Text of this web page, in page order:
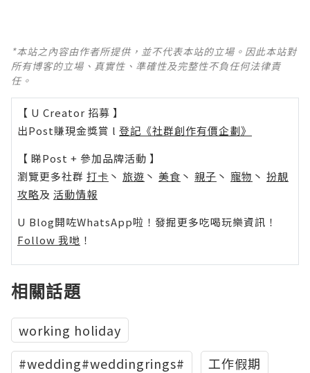
*本站之內容由作者所提供，並不代表本站的立場。因此本站對
所有博客的立場、真實性、準確性及完整性不負任何法律責
任。
【 U Creator 招募 】
出Post賺現金獎賞 l 登記《社群創作有價企劃》
【 睇Post + 參加品牌活動 】
瀏覽更多社群 打卡 丶 旅遊 丶 美食 丶 親子 丶 寵物 丶 扮靚
攻略及 活動情報
U Blog開咗WhatsApp啦！發掘更多吃喝玩樂資訊！
Follow 我哋 ！
相關話題
working holiday
#wedding#weddingrings#
工作假期